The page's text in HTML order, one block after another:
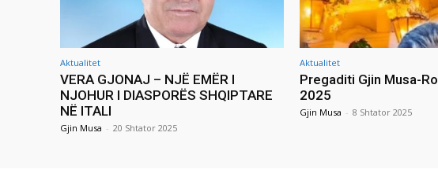
Aktualitet
VERA GJONAJ – NJË EMËR I
NJOHUR I DIASPORËS SHQIPTARE
NË ITALI
Gjin Musa - 20 Shtator 2025
Aktualitet
Pregaditi Gjin Musa-
2025
Gjin Musa - 8 Shtator 2025